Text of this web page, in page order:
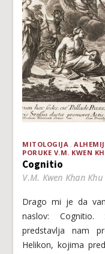
MITOLOGIJA
PORUKE V.M. KWEN
Cognitio
V.M. Kwen Khan Khu
Drago mi je da
naslov: Cognitio.
predstavlja nam
Helikon, kojima